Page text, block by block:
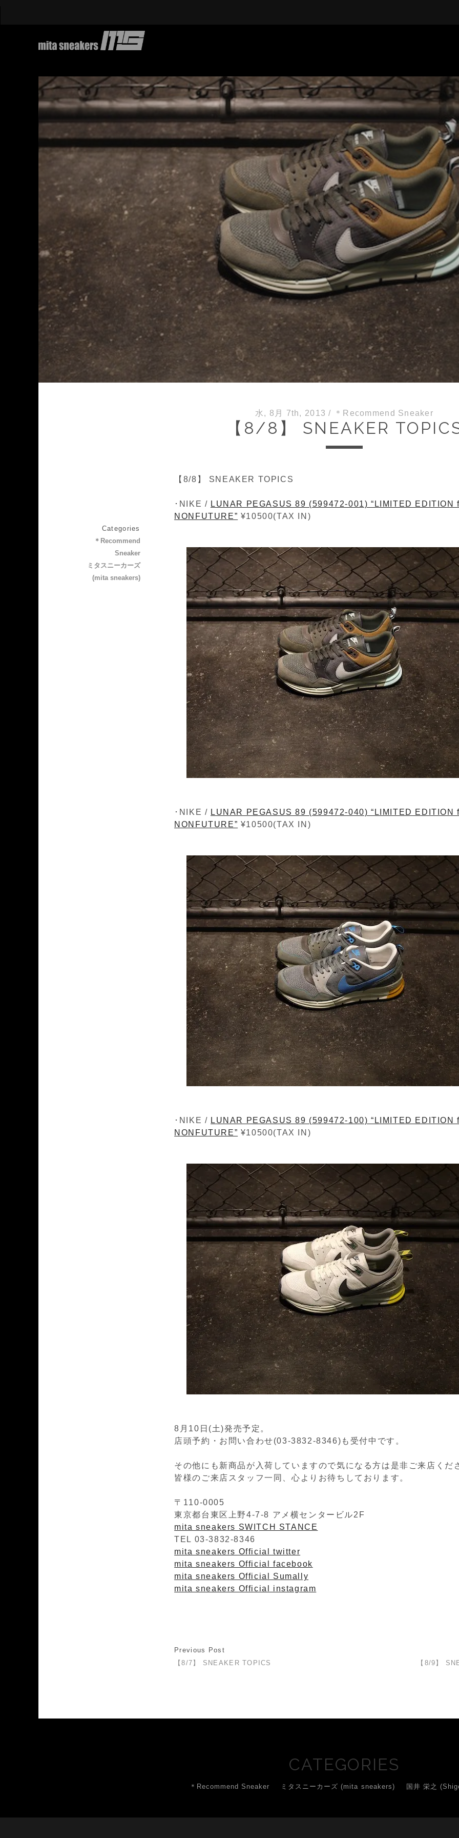
水, 8月 7th, 2013 / ＊Recommend Sneaker
【8/8】 SNEAKER
【8/8】 SNEAKER TOPICS
･NIKE / LUNAR PEGASUS 89 (599472-001) “LIMITED EDITION
NONFUTURE” ¥10500(TAX IN)
･NIKE / LUNAR PEGASUS 89 (599472-040) “LIMITED EDITION
NONFUTURE” ¥10500(TAX IN)
･NIKE / LUNAR PEGASUS 89 (599472-100) “LIMITED EDITION
NONFUTURE” ¥10500(TAX IN)
8月10日(土)発売予定。
店頭予約・お問い合わせ(03-3832-8346)も受付中です。
その他にも新商品が入荷していますので気になる方は是非ご来店くだ
皆様のご来店スタッフ一同、心よりお待ちしております。
〒110-0005
東京都台東区上野4-7-8 アメ横センタービル2F
mita sneakers SWITCH STANCE
TEL 03-3832-8346
mita sneakers Official twitter
mita sneakers Official facebook
mita sneakers Official Sumally
mita sneakers Official instagram
Previous Post
【8/7】 SNEAKER TOPICS
【8/9】
Categories
＊Recommend
Sneaker
ミタスニーカーズ
(mita sneakers)
CATEGORIES
＊Recommend Sneaker ミタスニーカーズ (mita sneakers) 国井 栄之